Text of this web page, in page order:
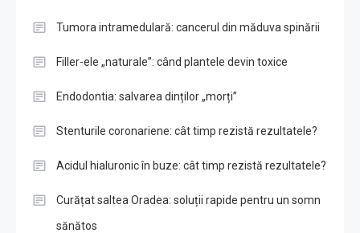
Tumora intramedulară: cancerul din măduva spinării
Filler-ele „naturale”: când plantele devin toxice
Endodontia: salvarea dinților „morți”
Stenturile coronariene: cât timp rezistă rezultatele?
Acidul hialuronic în buze: cât timp rezistă rezultatele?
Curățat saltea Oradea: soluții rapide pentru un somn
sănătos